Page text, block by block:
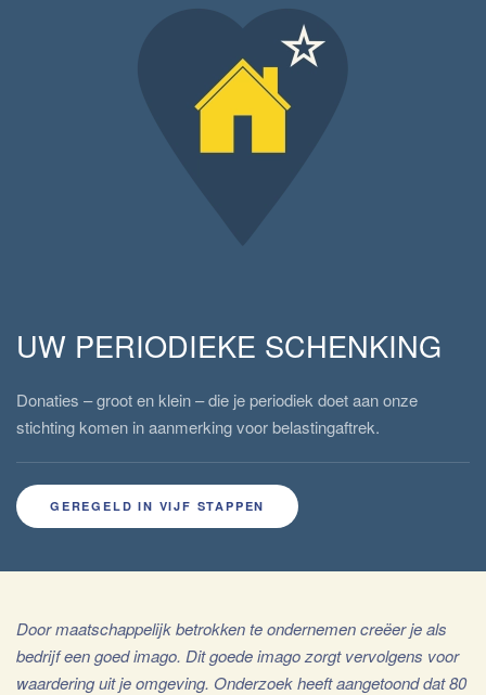
UW PERIODIEKE SCHENKING
Donaties – groot en klein – die je periodiek doet aan onze
stichting komen in aanmerking voor belastingaftrek.
GEREGELD IN VIJF STAPPEN
Door maatschappelijk betrokken te ondernemen creëer je als
bedrijf een goed imago. Dit goede imago zorgt vervolgens voor
waardering uit je omgeving. Onderzoek heeft aangetoond dat 80